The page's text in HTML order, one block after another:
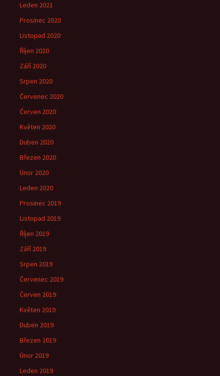
Leden 2021
Prosinec 2020
Listopad 2020
Říjen 2020
Září 2020
Srpen 2020
Červenec 2020
Červen 2020
Květen 2020
Duben 2020
Březen 2020
Únor 2020
Leden 2020
Prosinec 2019
Listopad 2019
Říjen 2019
Září 2019
Srpen 2019
Červenec 2019
Červen 2019
Květen 2019
Duben 2019
Březen 2019
Únor 2019
Leden 2019